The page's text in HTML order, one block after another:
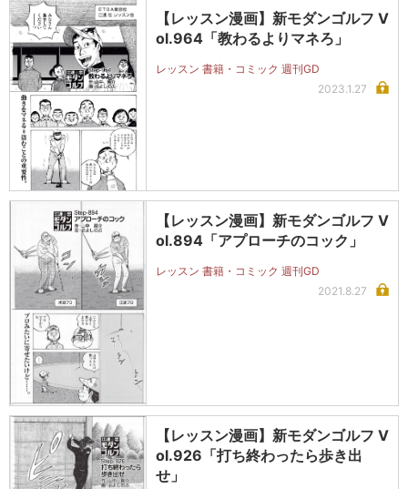
【レッスン漫画】新モダンゴルフ V
ol.964「教わるよりマネろ」
レッスン 書籍・コミック 週刊GD
2023.1.27
【レッスン漫画】新モダンゴルフ V
ol.894「アプローチのコック」
レッスン 書籍・コミック 週刊GD
2021.8.27
【レッスン漫画】新モダンゴルフ V
ol.926「打ち終わったら歩き出
せ」